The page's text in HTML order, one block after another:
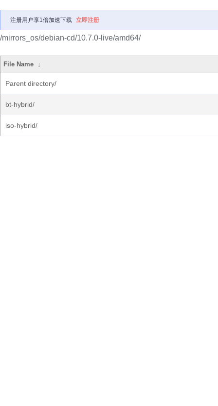
注册用户享1倍加速下载 立即注册
/mirrors_os/debian-cd/10.7.0-live/amd64/
File Name ↓
Parent directory/
bt-hybrid/
iso-hybrid/